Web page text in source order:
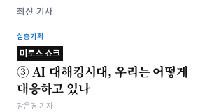
최신 기사
심층기획
미토스 쇼크
③ AI 대해킹시대, 우리는 어떻게
대응하고 있나
강은경 기자